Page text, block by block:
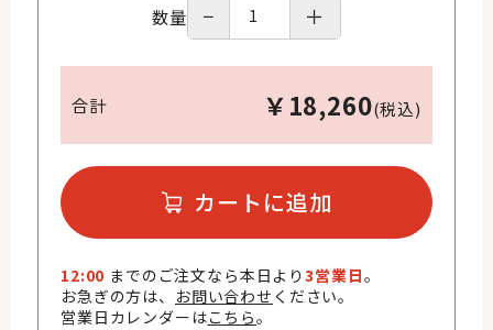
数量 − ＋
合計 ￥ 18,260(税込)
カートに追加
12:00 までのご注文なら本日より3営業日。
お急ぎの方は、 お問い合わせ ください。
営業日カレンダーはこちら。